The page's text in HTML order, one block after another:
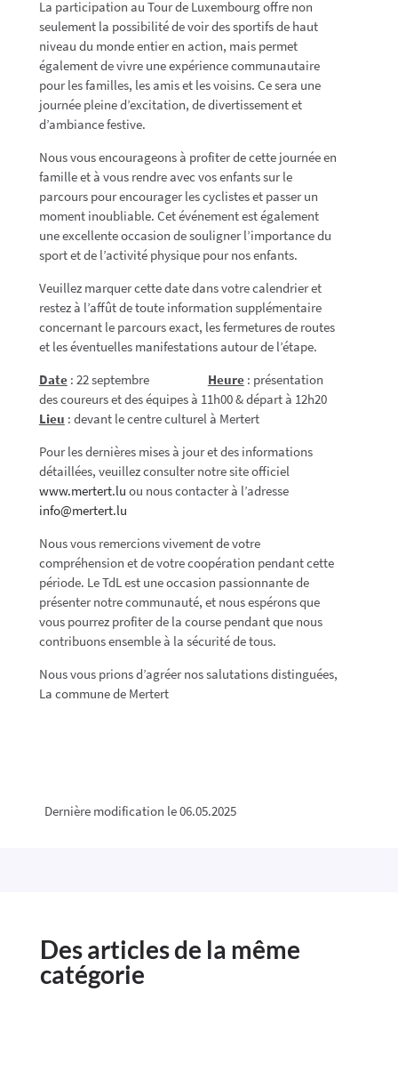
La participation au Tour de Luxembourg offre non
seulement la possibilité de voir des sportifs de haut
niveau du monde entier en action, mais permet
également de vivre une expérience communautaire
pour les familles, les amis et les voisins. Ce sera une
journée pleine d’excitation, de divertissement et
d’ambiance festive.
Nous vous encourageons à profiter de cette journée en
famille et à vous rendre avec vos enfants sur le
parcours pour encourager les cyclistes et passer un
moment inoubliable. Cet événement est également
une excellente occasion de souligner l’importance du
sport et de l’activité physique pour nos enfants.
Veuillez marquer cette date dans votre calendrier et
restez à l’affût de toute information supplémentaire
concernant le parcours exact, les fermetures de routes
et les éventuelles manifestations autour de l’étape.
Date: 22 septembre Heure: présentation
des coureurs et des équipes à 11h00 & départ à 12h20
Lieu : devant le centre culturel à Mertert
Pour les dernières mises à jour et des informations
détaillées, veuillez consulter notre site officiel
www.mertert.lu ou nous contacter à l’adresse
info@mertert.lu
Nous vous remercions vivement de votre
compréhension et de votre coopération pendant cette
période. Le TdL est une occasion passionnante de
présenter notre communauté, et nous espérons que
vous pourrez profiter de la course pendant que nous
contribuons ensemble à la sécurité de tous.
Nous vous prions d’agréer nos salutations distinguées,
La commune de Mertert
Dernière modification le 06.05.2025
Des articles de la même
catégorie